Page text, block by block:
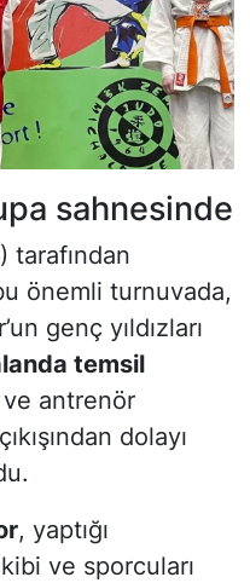
sahnesinde
tarafından
önemli turnuvada,
genç yıldızları
temsil
antrenör
dolayı
, yaptığı
ve sporcuları